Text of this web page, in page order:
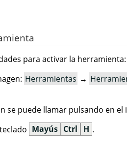
para activar la herramienta:
Herramientas →
se puede llamar pulsando en
Mayús Ctrl H .